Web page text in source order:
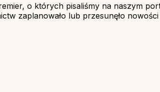
o których pisaliśmy na naszym
zaplanowało lub przesunęło